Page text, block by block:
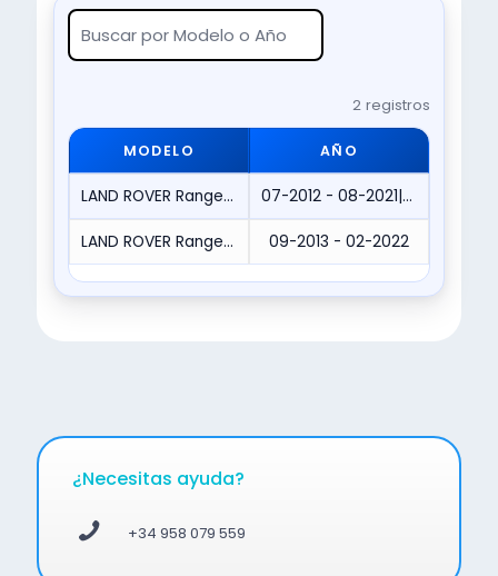
2 registros
MODELO AÑO
LAND ROVER Range Rover 07-2012 - 08-2021|07-2013 - 08-2021
LAND ROVER Range Rover Sport 09-2013 - 02-2022
¿Necesitas ayuda?
+34 958 079 559